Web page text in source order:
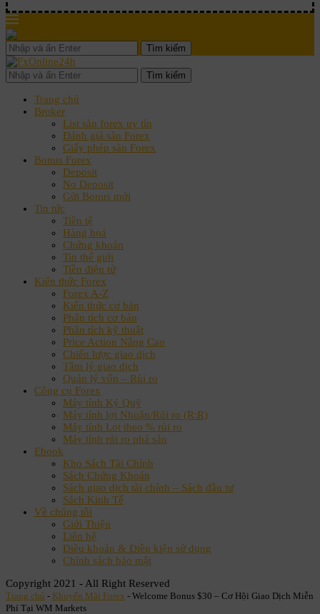
Tìm kiếm
Tìm kiếm
Trang chủ
Broker
List sàn forex uy tín
Đánh giá sàn Forex
Giấy phép sàn Forex
Bonus Forex
Deposit
No Deposit
Gửi Bonus mới
Tin tức
Tiền tệ
Hàng hoá
Chứng khoán
Tin thế giới
Tiền điện tử
Kiến thức Forex
Forex A-Z
Kiến thức cơ bản
Phân tích cơ bản
Phân tích kỹ thuật
Price Action Nâng Cao
Chiến lược giao dịch
Tâm lý giao dịch
Quản lý vốn – Rủi ro
Công cụ Forex
Máy tính Ký Quỹ
Máy tính lợi Nhuận/Rủi ro (R:R)
Máy tính Lot theo % rủi ro
Máy tính rủi ro phá sản
Ebook
Kho Sách Tài Chính
Sách Chứng Khoán
Sách giao dịch tài chính – Sách đầu tư
Sách Kinh Tế
Về chúng tôi
Giới Thiệu
Liên hệ
Điều khoản & Điều kiện sử dụng
Chính sách bảo mật
Copyright 2021 - All Right Reserved
Trang chủ - Khuyến Mãi Forex - Welcome Bonus $30 – Cơ Hội Giao Dịch Miễn
Phí Tại WM Markets